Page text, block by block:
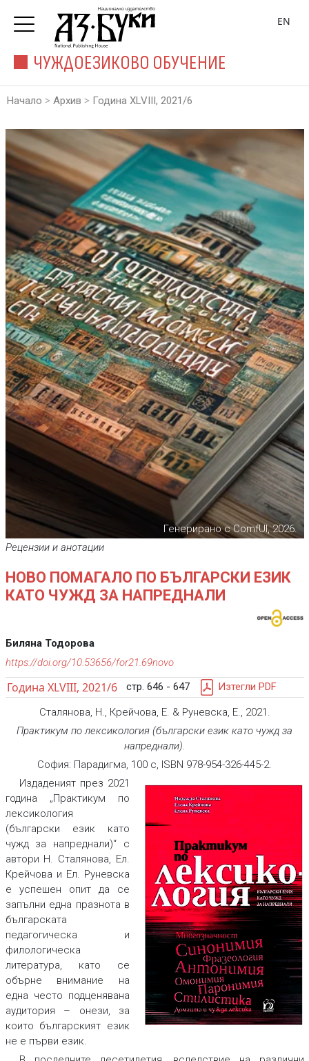
ЧУЖДОЕЗИКОВО ОБУЧЕНИЕ
EN
Начало > Архив > Година XLVIII, 2021/6
Генерирано с ComfUI, 2026.
Рецензии и анотации
НОВО ПОМАГАЛО ПО БЪЛГАРСКИ ЕЗИК
КАТО ЧУЖД ЗА НАПРЕДНАЛИ
Биляна Тодорова
https://doi.org/10.53656/for21.69novo
Година XLVIII, 2021/6 стр. 646 - 647 Изтегли PDF
Сталянова, Н., Крейчова, Е. & Руневска, Е., 2021.
Практикум по лексикология (български език като чужд за
напреднали).
София: Парадигма, 100 с, ISBN 978-954-326-445-2.
Издаденият през 2021
година „Практикум по
лексикология
(български език като
чужд за напреднали)“ с
автори Н. Сталянова, Ел.
Крейчова и Ел. Руневска
е успешен опит да се
запълни една празнота в
българската
педагогическа и
филологическа
литература, като се
обърне внимание на
една често подценявана
аудитория – онези, за
които българският език
не е първи език.